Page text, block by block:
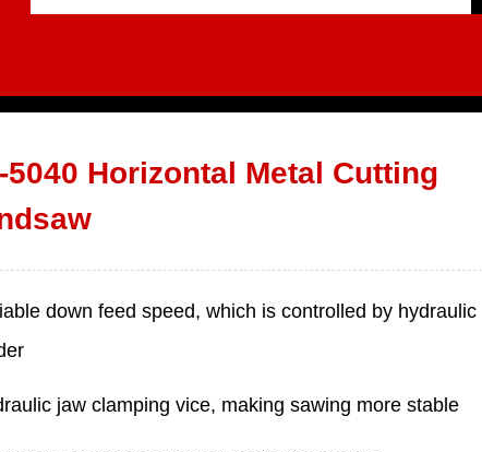
5040 Horizontal Metal Cutting